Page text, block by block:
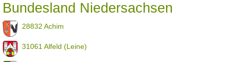
Bundesland Niedersachsen
28832 Achim
31061 Alfeld (Leine)